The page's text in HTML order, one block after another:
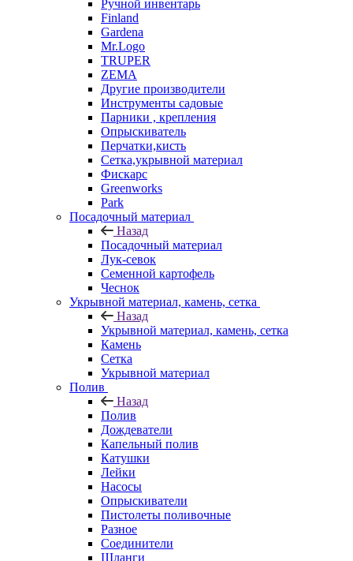
Ручной инвентарь
Finland
Gardena
Mr.Logo
TRUPER
ZEMA
Другие производители
Инструменты садовые
Парники , крепления
Опрыскиватель
Перчатки,кисть
Сетка,укрывной материал
Фискарс
Greenworks
Park
Посадочный материал
Назад
Посадочный материал
Лук-севок
Семенной картофель
Чеснок
Укрывной материал, камень, сетка
Назад
Укрывной материал, камень, сетка
Камень
Сетка
Укрывной материал
Полив
Назад
Полив
Дождеватели
Капельный полив
Катушки
Лейки
Насосы
Опрыскиватели
Пистолеты поливочные
Разное
Соединители
Шланги